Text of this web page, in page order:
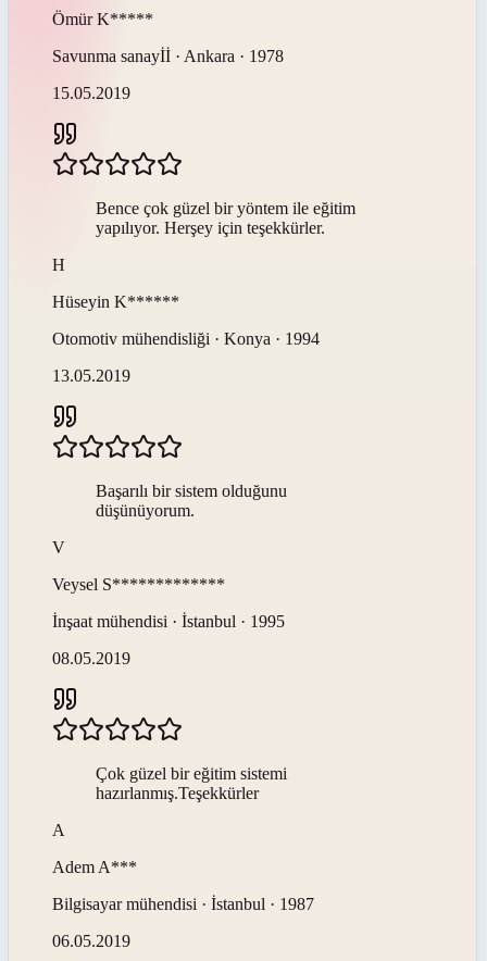
Ömür K*****
Savunma sanayİİ · Ankara · 1978
15.05.2019
Bence çok güzel bir yöntem ile eğitim
yapılıyor. Herşey için teşekkürler.
H
Hüseyin K******
Otomotiv mühendisliği · Konya · 1994
13.05.2019
Başarılı bir sistem olduğunu
düşünüyorum.
V
Veysel S*************
İnşaat mühendisi · İstanbul · 1995
08.05.2019
Çok güzel bir eğitim sistemi
hazırlanmış.Teşekkürler
A
Adem A***
Bilgisayar mühendisi · İstanbul · 1987
06.05.2019